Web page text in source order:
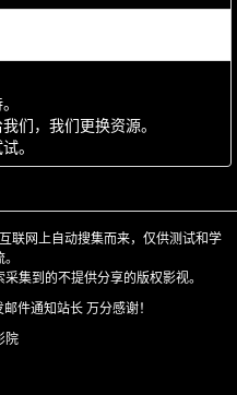
们，我们更换资源。
。
联网上自动搜集而来，仅供测试和学
集到的不提供分享的版权影视。
件通知站长 万分感谢！
院